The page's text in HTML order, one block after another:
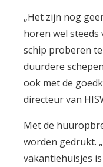
„Het zijn nog
horen wel
schip proberen
duurdere
ook met de
directeur van
Met de
worden gedrukt.
vakantiehuisjes